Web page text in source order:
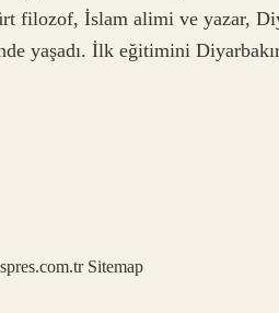
filozof, İslam alimi ve yazar,
yaşadı. İlk eğitimini
Sitemap